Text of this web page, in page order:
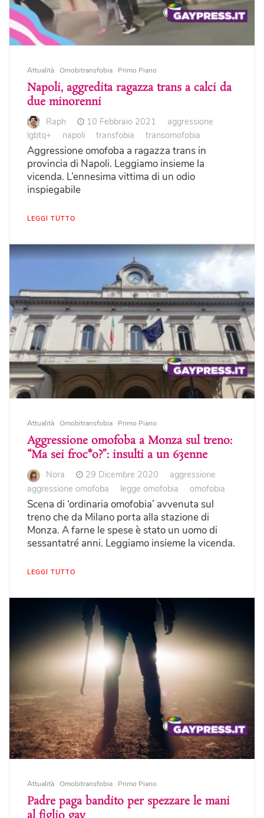
Attualità Omobitransfobia Primo Piano
Napoli, aggredita ragazza trans a calci da
due minorenni
Raph 10 Febbraio 2021
aggressione
lgbtq+
napoli transfobia transomofobia
Aggressione omofoba a ragazza trans in
provincia di Napoli. Leggiamo insieme la
vicenda. L’ennesima vittima di un odio
inspiegabile
LEGGI TUTTO
Attualità Omobitransfobia Primo Piano
Aggressione omofoba a Monza sul treno:
“Ma sei froc*o?”: insulti a un 63enne
Nora 29 Dicembre 2020
aggressione
aggressione omofoba
legge omofobia omofobia
Scena di ‘ordinaria omofobia’ avvenuta sul
treno che da Milano porta alla stazione di
Monza. A farne le spese è stato un uomo di
sessantatré anni. Leggiamo insieme la vicenda.
LEGGI TUTTO
Attualità Omobitransfobia Primo Piano
Padre paga bandito per spezzare le mani